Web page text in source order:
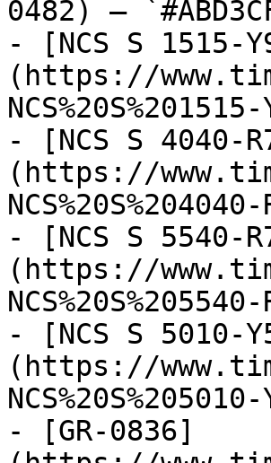
0482) —
- [NCS S 1515-
(https://
- [NCS S 4040-
(https://
- [NCS S 5540-
(https://
- [NCS S 5010-
(https://
- [GR-0836]